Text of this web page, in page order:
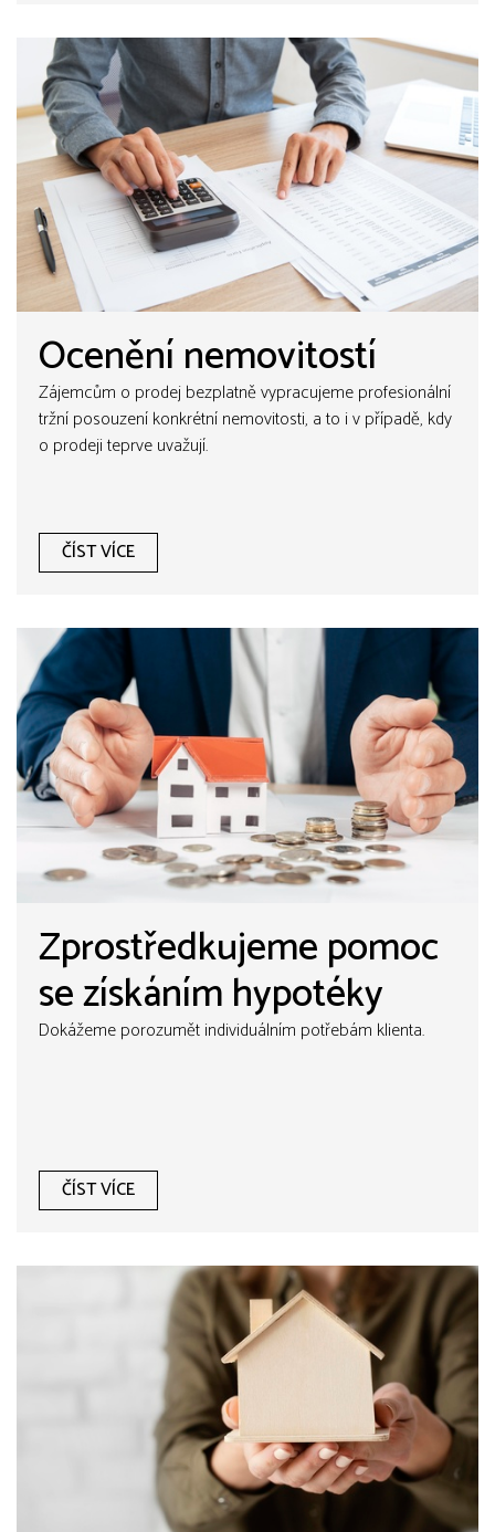
Ocenění nemovitostí
Zájemcům o prodej bezplatně vypracujeme profesionální
tržní posouzení konkrétní nemovitosti, a to i v případě, kdy
o prodeji teprve uvažují.
ČÍST VÍCE
Zprostředkujeme pomoc
se získáním hypotéky
Dokážeme porozumět individuálním potřebám klienta.
ČÍST VÍCE